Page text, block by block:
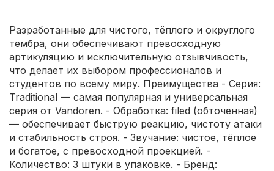
Разработанные для чистого, тёплого и округлого
тембра, они обеспечивают превосходную
артикуляцию и исключительную отзывчивость,
что делает их выбором профессионалов и
студентов по всему миру. Преимущества - Серия:
Traditional — самая популярная и универсальная
серия от Vandoren. - Обработка: filed (обточенная)
— обеспечивает быструю реакцию, чистоту атаки
и стабильность строя. - Звучание: чистое, тёплое
и богатое, с превосходной проекцией. -
Количество: 3 штуки в упаковке. - Бренд: